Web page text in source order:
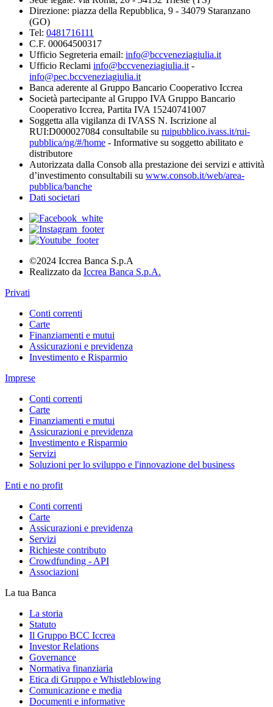
Direzione: piazza della Repubblica, 9 - 34079 Staranzano
(GO)
Tel: 0481716111
C.F. 00064500317
Ufficio Segreteria email: info@bccveneziagiulia.it
Ufficio Reclami info@bccveneziagiulia.it -
info@pec.bccveneziagiulia.it
Banca aderente al Gruppo Bancario Cooperativo Iccrea
Società partecipante al Gruppo IVA Gruppo Bancario
Cooperativo Iccrea, Partita IVA 15240741007
Soggetta alla vigilanza di IVASS N. Iscrizione al
RUI:D000027084 consultabile su ruipubblico.ivass.it/rui-
pubblica/ng/#/home - Informative su soggetto abilitato e
distributore
Autorizzata dalla Consob alla prestazione dei servizi e attività
d’investimento consultabili su www.consob.it/web/area-
pubblica/banche
Dati societari
©2024 Iccrea Banca S.p.A
Realizzato da Iccrea Banca S.p.A.
Privati
Conti correnti
Carte
Finanziamenti e mutui
Assicurazioni e previdenza
Investimento e Risparmio
Imprese
Conti correnti
Carte
Finanziamenti e mutui
Assicurazioni e previdenza
Investimento e Risparmio
Servizi
Soluzioni per lo sviluppo e l'innovazione del business
Enti e no profit
Conti correnti
Carte
Assicurazioni e previdenza
Servizi
Richieste contributo
Crowdfunding - API
Associazioni
La tua Banca
La storia
Statuto
Il Gruppo BCC Iccrea
Investor Relations
Governance
Normativa finanziaria
Etica di Gruppo e Whistleblowing
Comunicazione e media
Documenti e informative